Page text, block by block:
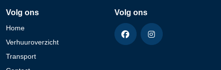
Volg ons
Home
Verhuuroverzicht
Transport
Volg ons